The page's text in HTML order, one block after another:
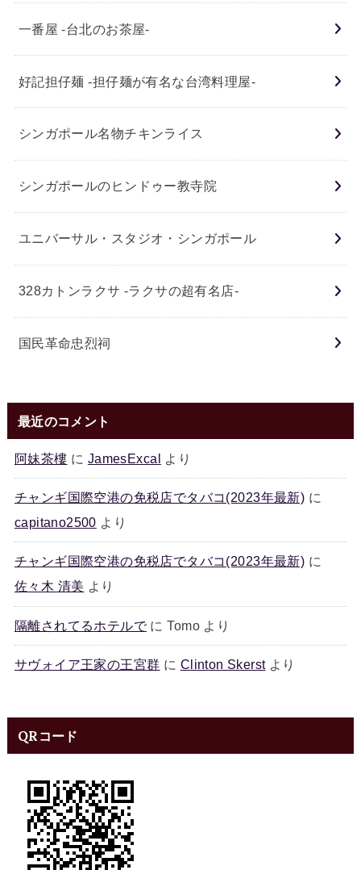
一番屋 -台北のお茶屋-
好記担仔麺 -担仔麺が有名な台湾料理屋-
シンガポール名物チキンライス
シンガポールのヒンドゥー教寺院
ユニバーサル・スタジオ・シンガポール
328カトンラクサ -ラクサの超有名店-
国民革命忠烈祠
最近のコメント
阿妹茶樓 に JamesExcal より
チャンギ国際空港の免税店でタバコ(2023年最新) に
capitano2500 より
チャンギ国際空港の免税店でタバコ(2023年最新) に
佐々木 清美 より
隔離されてるホテルでにTomoより
サヴォイア王家の王宮群 に Clinton Skerstより
QRコード